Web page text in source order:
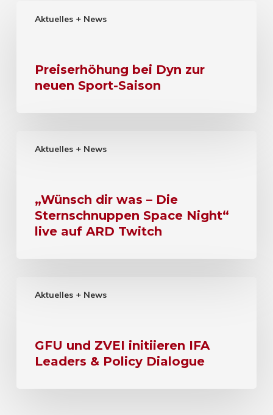
Aktuelles + News
Preiserhöhung bei Dyn zur
neuen Sport-Saison
Aktuelles + News
„Wünsch dir was – Die
Sternschnuppen Space Night“
live auf ARD Twitch
Aktuelles + News
GFU und ZVEI initiieren IFA
Leaders & Policy Dialogue